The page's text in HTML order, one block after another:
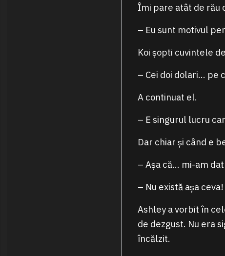
Îmi pare atât de rău
– Eu sunt motivul
Koi șopti cuvintele
– Cei doi dolari… pe
A continuat el.
– E singurul lucru
Dar chiar și când e
– Așa că… mi-am
– Nu există așa
Ashley a vorbit în
de dezgust. Nu era
încălzit.